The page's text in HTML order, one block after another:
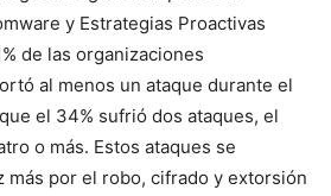
y Estrategias Proactivas
de las organizaciones
al menos un ataque durante el
el 34% sufrió dos ataques, el
o más. Estos ataques se
más por el robo, cifrado y extorsión